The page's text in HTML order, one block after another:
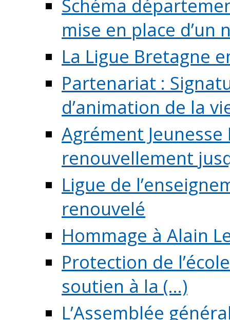
Schéma
mise en place d’un
La Ligue Bretagne
Partenariat :
d’animation de la
Agrément
renouvellement
Ligue de
renouvelé
Hommage à Alain
Protection de
soutien à la (...)
L’Assemblée